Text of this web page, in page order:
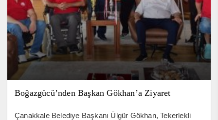
Boğazgücü’nden Başkan Gökhan’a Ziyaret
Çanakkale Belediye Başkanı Ülgür Gökhan, Tekerlekli